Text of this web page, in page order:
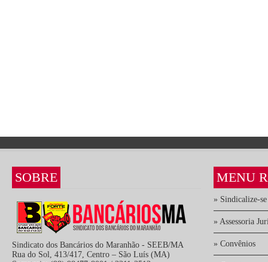
SOBRE
Sindicato dos Bancários do Maranhão - SEEB/MA
Rua do Sol, 413/417, Centro – São Luís (MA)
MENU
» Sindicalize-se
» Assessoria
» Convênios